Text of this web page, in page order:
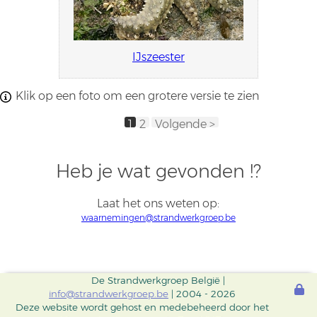
IJszeester
Klik op een foto om een grotere versie te zien
1 2 Volgende >
Heb je wat gevonden !?
Laat het ons weten op:
waarnemingen@strandwerkgroep.be
De Strandwerkgroep België |
info@strandwerkgroep.be | 2004 - 2026
Deze website wordt gehost en medebeheerd door het